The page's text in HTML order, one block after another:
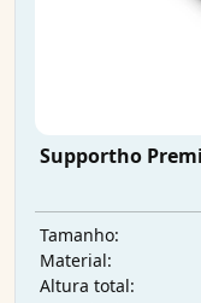
Supportho
Tamanho:
Material:
Altura total: